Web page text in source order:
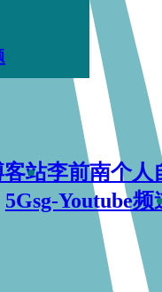
站李前南个人
5Gsg-Youtube频